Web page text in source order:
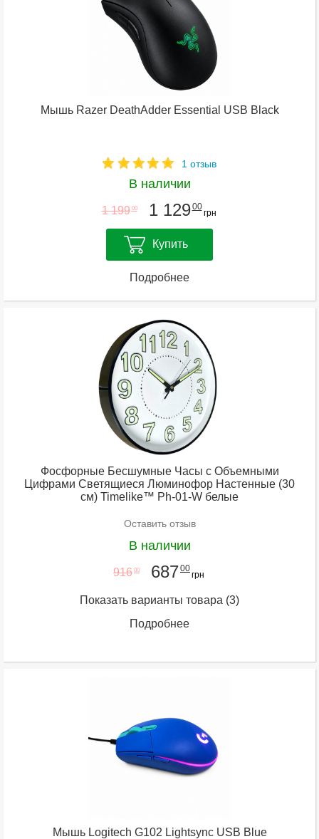
Мышь Razer DeathAdder Essential USB Black
1 отзыв
В наличии
1 199 00 1 12900
грн
Купить
Подробнее
Фосфорные Бесшумные Часы с Объемными
Цифрами Светящиеся Люминофор Настенные (30
см) Timelike™ Ph-01-W белые
Оставить отзыв
В наличии
916 00 68700
грн
Показать варианты товара (3)
Подробнее
Мышь Logitech G102 Lightsync USB Blue